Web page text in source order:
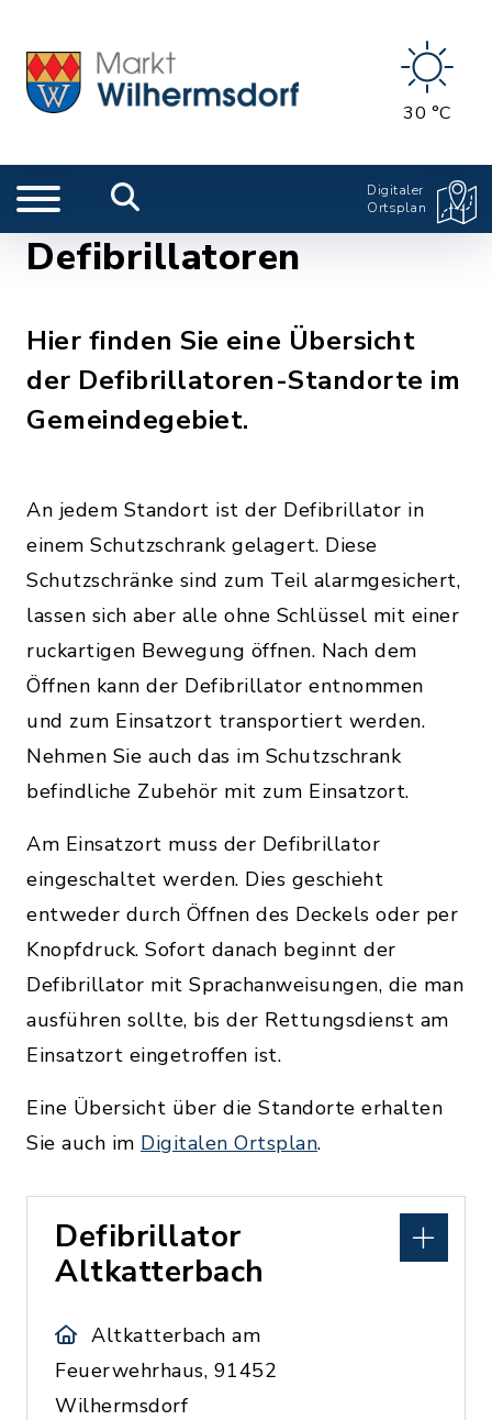
30 °C
Digitaler
Ortsplan
Defibrillatoren
Hier finden Sie eine Übersicht
der Defibrillatoren-Standorte im
Gemeindegebiet.
An jedem Standort ist der Defibrillator in
einem Schutzschrank gelagert. Diese
Schutzschränke sind zum Teil alarmgesichert,
lassen sich aber alle ohne Schlüssel mit einer
ruckartigen Bewegung öffnen. Nach dem
Öffnen kann der Defibrillator entnommen
und zum Einsatzort transportiert werden.
Nehmen Sie auch das im Schutzschrank
befindliche Zubehör mit zum Einsatzort.
Am Einsatzort muss der Defibrillator
eingeschaltet werden. Dies geschieht
entweder durch Öffnen des Deckels oder per
Knopfdruck. Sofort danach beginnt der
Defibrillator mit Sprachanweisungen, die man
ausführen sollte, bis der Rettungsdienst am
Einsatzort eingetroffen ist.
Eine Übersicht über die Standorte erhalten
Sie auch im Digitalen Ortsplan.
Defibrillator
Altkatterbach
Altkatterbach am
Feuerwehrhaus, 91452
Wilhermsdorf